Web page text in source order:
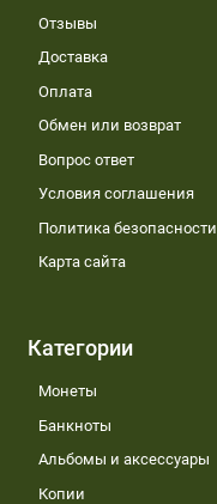
Отзывы
Доставка
Оплата
Обмен или возврат
Вопрос ответ
Условия соглашения
Политика безопасности
Карта сайта
Категории
Монеты
Банкноты
Альбомы и аксессуары
Копии